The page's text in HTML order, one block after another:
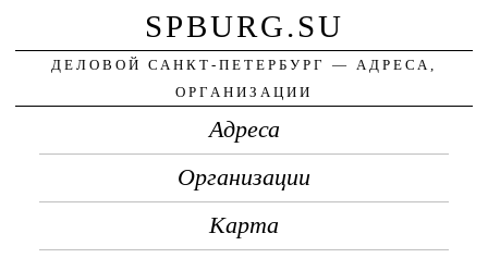
SPBURG.SU
ДЕЛОВОЙ САНКТ-ПЕТЕРБУРГ — АДРЕСА,
ОРГАНИЗАЦИИ
Адреса
Организации
Карта